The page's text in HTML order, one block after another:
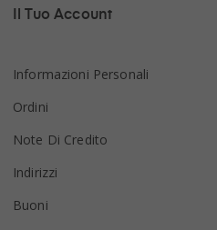
Il Tuo Account
Informazioni Personali
Ordini
Note Di Credito
Indirizzi
Buoni